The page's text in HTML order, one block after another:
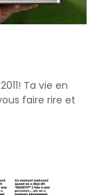
Ta vie en
faire rire et